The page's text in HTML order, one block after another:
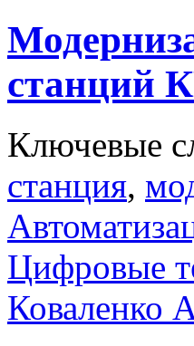
станций
Ключевые
станция,
Цифровые
Коваленко